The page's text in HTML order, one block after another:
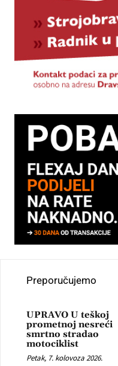
Preporučujemo
UPRAVO U teškoj
prometnoj nesreći
smrtno stradao
motociklist
Petak, 7. kolovoza 2026.